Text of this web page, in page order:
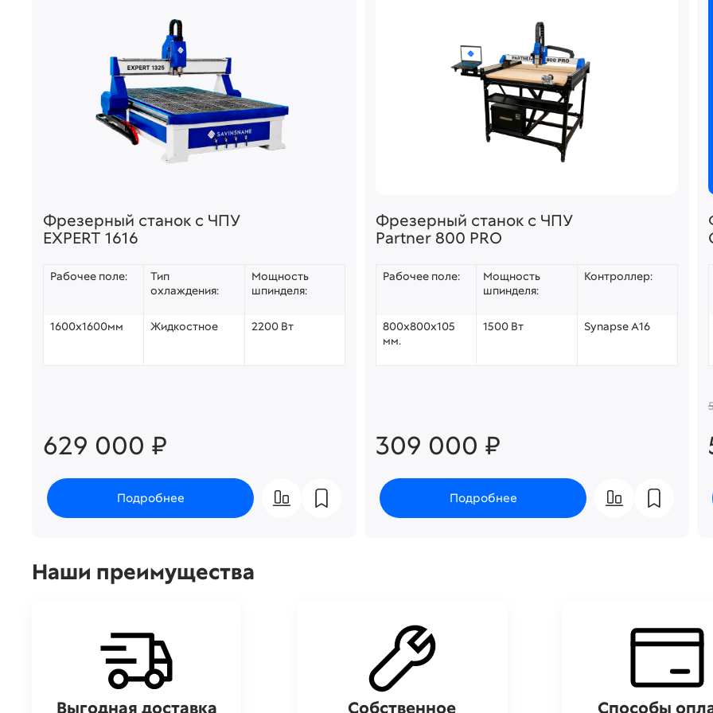
Фрезерный станок с ЧПУ
EXPERT 1616
Рабочее поле:
1600х1600мм
Тип
охлаждения:
Жидкостное
Мощность
шпинделя:
2200 Вт
629 000 ₽
Подробнее
Фрезерный станок с ЧПУ
Partner 800 PRO
Рабочее поле:
800х800х105
мм.
Мощность
шпинделя:
1500 Вт
Контроллер:
Synapse A16
309 000 ₽
Подробнее
Наши преимущества
Выгодная доставка Собственное Способы